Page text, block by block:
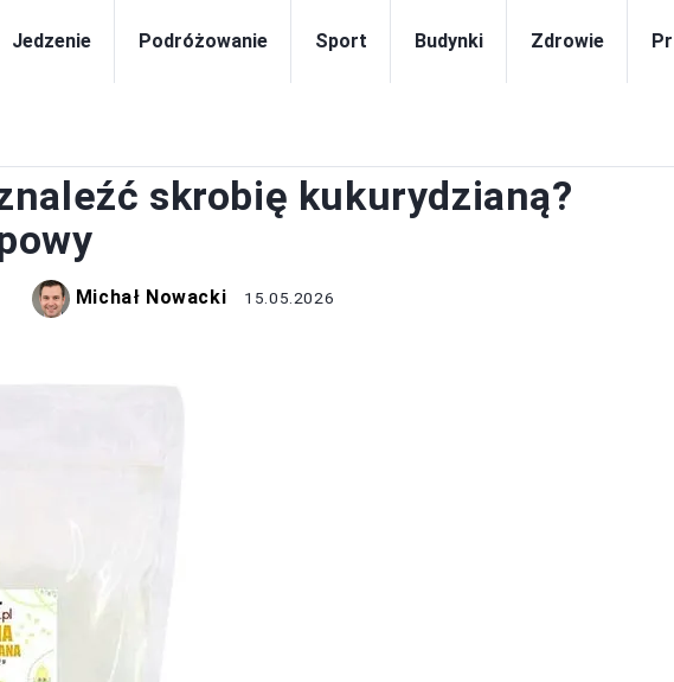
Jedzenie Podróżowanie Sport Budynki Zdrowie
skrobię kukurydzianą?
Michał Nowacki 15.05.2026